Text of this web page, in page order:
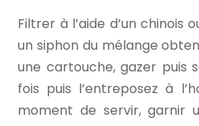
Filtrer à l’aide d’un chinois
un siphon du mélange
une cartouche, gazer puis
fois puis l’entreposez à
moment de servir, garnir